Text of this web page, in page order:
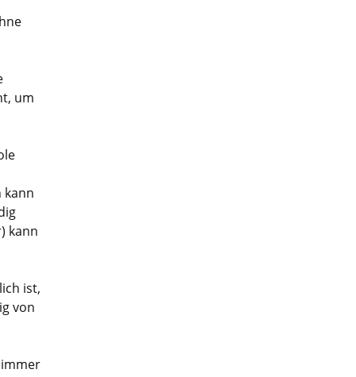
um
kann
kann
ist,
von